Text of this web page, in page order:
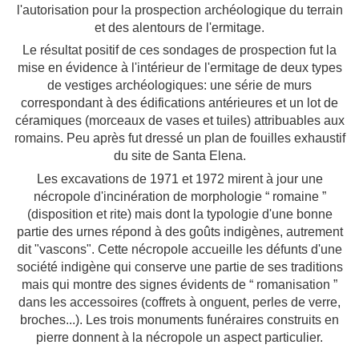
l'autorisation pour la prospection archéologique du terrain
et des alentours de l'ermitage.
Le résultat positif de ces sondages de prospection fut la
mise en évidence à l'intérieur de l'ermitage de deux types
de vestiges archéologiques: une série de murs
correspondant à des édifications antérieures et un lot de
céramiques (morceaux de vases et tuiles) attribuables aux
romains. Peu après fut dressé un plan de fouilles exhaustif
du site de Santa Elena.
Les excavations de 1971 et 1972 mirent à jour une
nécropole d'incinération de morphologie “ romaine ”
(disposition et rite) mais dont la typologie d'une bonne
partie des urnes répond à des goûts indigènes, autrement
dit "vascons". Cette nécropole accueille les défunts d'une
société indigène qui conserve une partie de ses traditions
mais qui montre des signes évidents de “ romanisation ”
dans les accessoires (coffrets à onguent, perles de verre,
broches...). Les trois monuments funéraires construits en
pierre donnent à la nécropole un aspect particulier.